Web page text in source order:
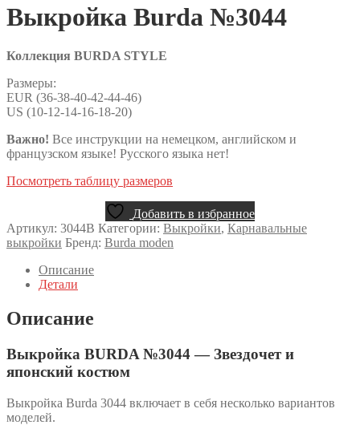
Выкройка Burda №3044
Коллекция BURDA STYLE
Размеры:
EUR (36-38-40-42-44-46)
US (10-12-14-16-18-20)
Важно! Все инструкции на немецком, английском и
французском языке! Русского языка нет!
Посмотреть таблицу размеров
Добавить в избранное
Артикул: 3044B Категории: Выкройки, Карнавальные
выкройки Бренд: Burda moden
Описание
Детали
Описание
Выкройка BURDA №3044 — Звездочет и
японский костюм
Выкройка Burda 3044 включает в себя несколько вариантов
моделей.